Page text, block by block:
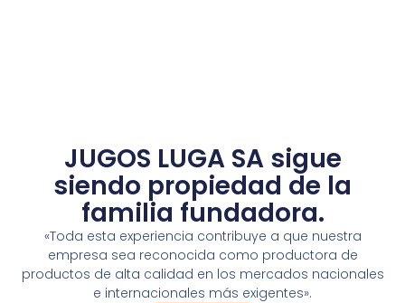
JUGOS LUGA SA sigue
siendo propiedad de la
familia fundadora.
«Toda esta experiencia contribuye a que nuestra
empresa sea reconocida como productora de
productos de alta calidad en los mercados nacionales
e internacionales más exigentes».